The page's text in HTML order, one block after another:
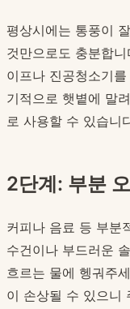
평상시에는 통풍이
것만으로도 충분합
이프나 진공청소기
기적으로 햇볕에 말
로 사용할 수 있습니
2단계: 부분
커피나 음료 등 부분
수건이나 부드러운
흐르는 물에 헹궈주
이 손상될 수 있으니